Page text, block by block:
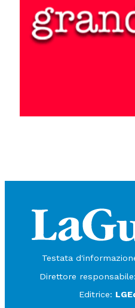
Testata
Direttore responsabile:
Editrice: